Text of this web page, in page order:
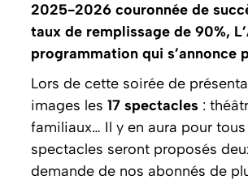
2025-2026 couronnée de
taux de remplissage de 90%,
programmation qui s’annonce
Lors de cette soirée de
images les 17 spectacles :
familiaux… Il y en aura pour
spectacles seront proposés
demande de nos abonnés de